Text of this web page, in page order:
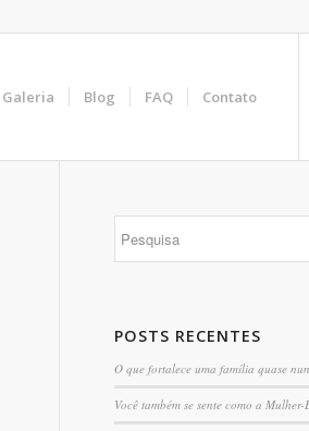
Galeria Blog FAQ Contato
POSTS RECENTES
O que fortalece uma família quase
Você também se sente como a